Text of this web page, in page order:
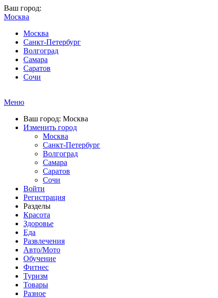
Ваш город:
Москва
Москва
Санкт-Петербург
Волгоград
Самара
Саратов
Сочи
Меню
Ваш город: Москва
Изменить город
Москва
Санкт-Петербург
Волгоград
Самара
Саратов
Сочи
Войти
Регистрация
Разделы
Красота
Здоровье
Еда
Развлечения
Авто/Мото
Обучение
Фитнес
Туризм
Товары
Разное